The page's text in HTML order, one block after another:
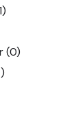
(0)